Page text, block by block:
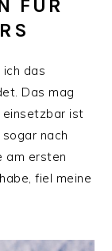
FÜR
ich das
Das mag
einsetzbar ist
nach
am ersten
fiel meine